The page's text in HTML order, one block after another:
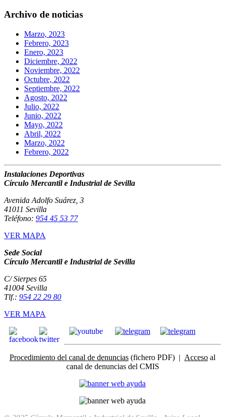
Archivo de noticias
Marzo, 2023
Febrero, 2023
Enero, 2023
Diciembre, 2022
Noviembre, 2022
Octubre, 2022
Septiembre, 2022
Agosto, 2022
Julio, 2022
Junio, 2022
Mayo, 2022
Abril, 2022
Marzo, 2022
Febrero, 2022
Instalaciones Deportivas
Círculo Mercantil e Industrial de Sevilla
Avenida Adolfo Suárez, 3
41011 Sevilla
Teléfono: 954 45 53 77
VER MAPA
Sede Social
Círculo Mercantil e Industrial de Sevilla
C/ Sierpes 65
41004 Sevilla
Tlf.: 954 22 29 80
VER MAPA
Procedimiento del canal de denuncias (fichero PDF) | Acceso al
canal de denuncias del CMIS